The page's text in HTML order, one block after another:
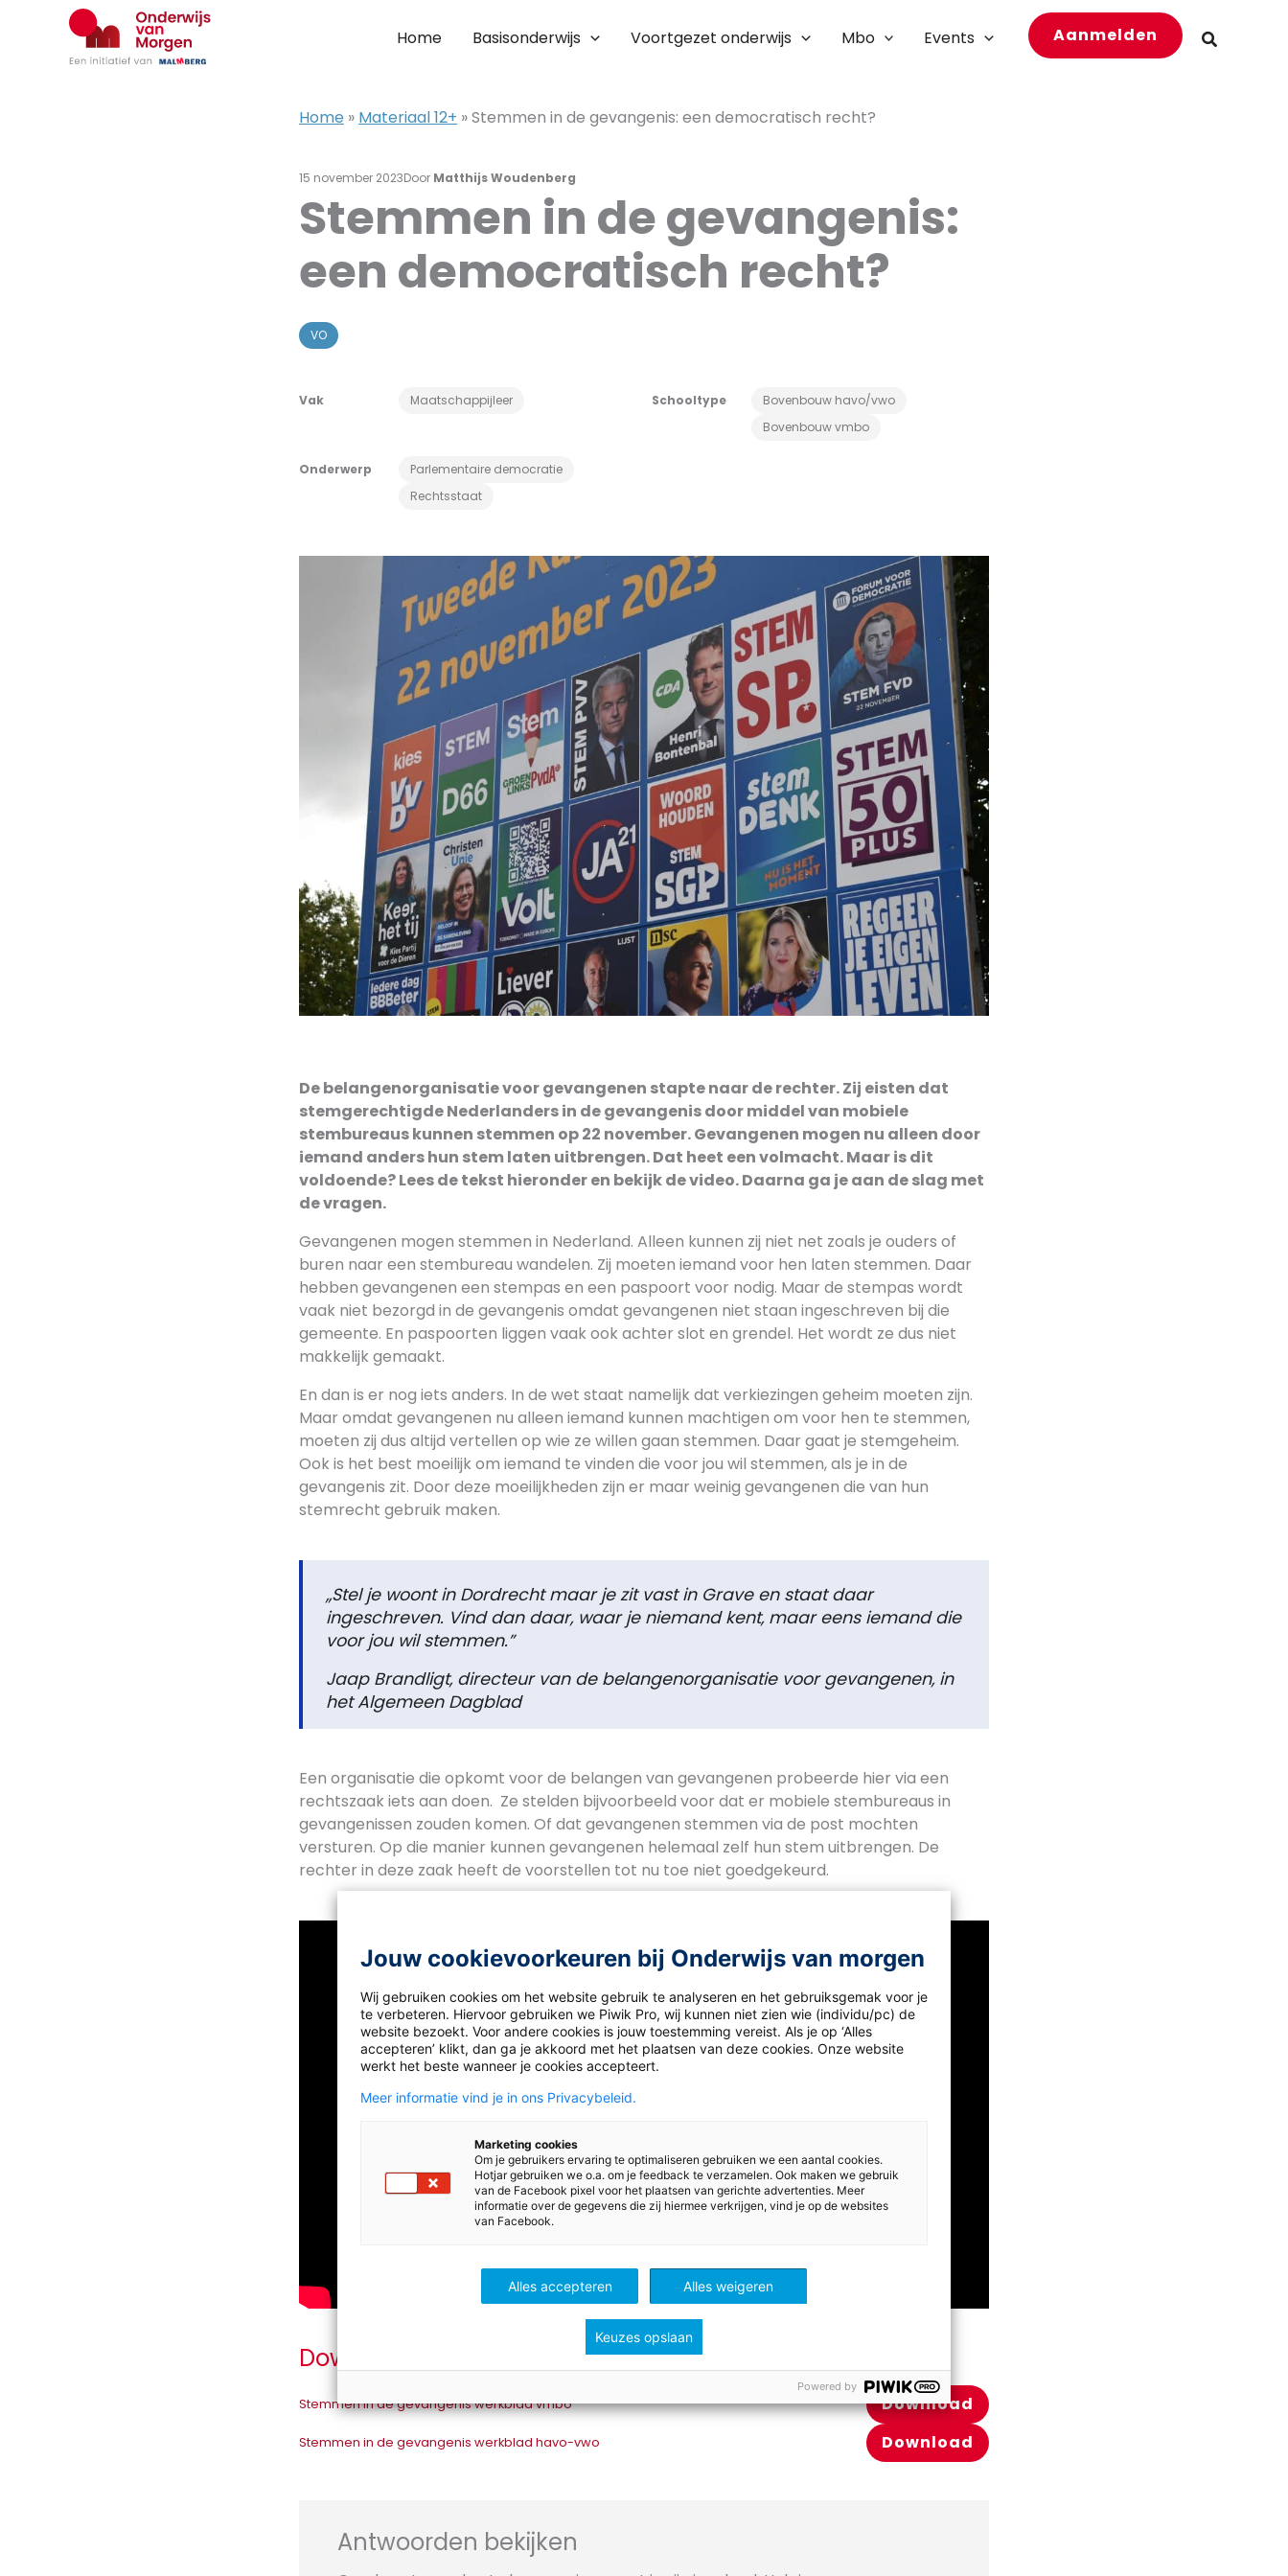
Home Basisonderwijs Voortgezet onderwijs Mbo Events Aanmelden Zoeken
Home » Materiaal 12+ »Stemmen in de gevangenis: een democratisch recht?
15 november 2023Door Matthijs Woudenberg
VO
Vak Maatschappijleer Schooltype
Bovenbouw havo/vwo
Bovenbouw vmbo
Onderwerp
Parlementaire democratie
Rechtsstaat
Stemmen in de gevangenis:
een democratisch recht?
De belangenorganisatie voor gevangenen stapte naar de rechter. Zij eisten dat
stemgerechtigde Nederlanders in de gevangenis door middel van mobiele
stembureaus kunnen stemmen op 22 november. Gevangenen mogen nu alleen door
iemand anders hun stem laten uitbrengen. Dat heet een volmacht. Maar is dit
voldoende? Lees de tekst hieronder en bekijk de video. Daarna ga je aan de slag met
de vragen.
Gevangenen mogen stemmen in Nederland. Alleen kunnen zij niet net zoals je ouders of
buren naar een stembureau wandelen. Zij moeten iemand voor hen laten stemmen. Daar
hebben gevangenen een stempas en een paspoort voor nodig. Maar de stempas wordt
vaak niet bezorgd in de gevangenis omdat gevangenen niet staan ingeschreven bij die
gemeente. En paspoorten liggen vaak ook achter slot en grendel. Het wordt ze dus niet
makkelijk gemaakt.
En dan is er nog iets anders. In de wet staat namelijk dat verkiezingen geheim moeten zijn.
Maar omdat gevangenen nu alleen iemand kunnen machtigen om voor hen te stemmen,
moeten zij dus altijd vertellen op wie ze willen gaan stemmen. Daar gaat je stemgeheim.
Ook is het best moeilijk om iemand te vinden die voor jou wil stemmen, als je in de
gevangenis zit. Door deze moeilijkheden zijn er maar weinig gevangenen die van hun
stemrecht gebruik maken.
,,Stel je woont in Dordrecht maar je zit vast in Grave en staat daar
ingeschreven. Vind dan daar, waar je niemand kent, maar eens iemand die
voor jou wil stemmen.”
Jaap Brandligt, directeur van de belangenorganisatie voor gevangenen, in
het Algemeen Dagblad
Een organisatie die opkomt voor de belangen van gevangenen probeerde hier via een
rechtszaak iets aan doen. Ze stelden bijvoorbeeld voor dat er mobiele stembureaus in
gevangenissen zouden komen. Of dat gevangenen stemmen via de post mochten
versturen. Op die manier kunnen gevangenen helemaal zelf hun stem uitbrengen. De
rechter in deze zaak heeft de voorstellen tot nu toe niet goedgekeurd.
Downloads
Stemmen in de gevangenis werkblad vmbo Download
Stemmen in de gevangenis werkblad havo-vwo Download
Antwoorden bekijken
Jouw cookievoorkeuren bij Onderwijs van morgen
Wij gebruiken cookies om het website gebruik te analyseren en het gebruiksgemak voor je
te verbeteren. Hiervoor gebruiken we Piwik Pro, wij kunnen niet zien wie (individu/pc) de
website bezoekt. Voor andere cookies is jouw toestemming vereist. Als je op ‘Alles
accepteren’ klikt, dan ga je akkoord met het plaatsen van deze cookies. Onze website
werkt het beste wanneer je cookies accepteert.
Meer informatie vind je in ons Privacybeleid.
Marketing cookies
Om je gebruikers ervaring te optimaliseren gebruiken we een aantal cookies.
Hotjar gebruiken we o.a. om je feedback te verzamelen. Ook maken we gebruik
van de Facebook pixel voor het plaatsen van gerichte advertenties. Meer
informatie over de gegevens die zij hiermee verkrijgen, vind je op de websites
van Facebook.
Alles accepteren Alles weigeren
Keuzes opslaan
Powered by